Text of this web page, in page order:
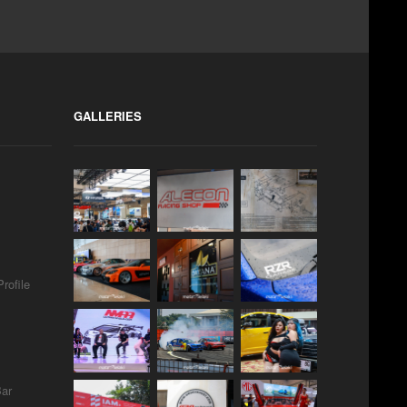
GALLERIES